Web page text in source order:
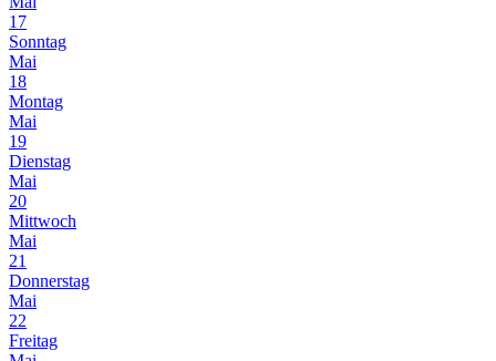
17
Sonntag
Mai
18
Montag
Mai
19
Dienstag
Mai
20
Mittwoch
Mai
21
Donnerstag
Mai
22
Freitag